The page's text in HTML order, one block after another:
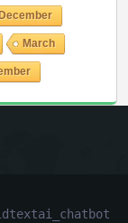
December
March